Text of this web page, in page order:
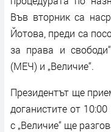
Във вторник са
Йотова, преди са
за права и
(МЕЧ) и „Величие“.
Президентът ще
доганистите от
с „Величие“ ще